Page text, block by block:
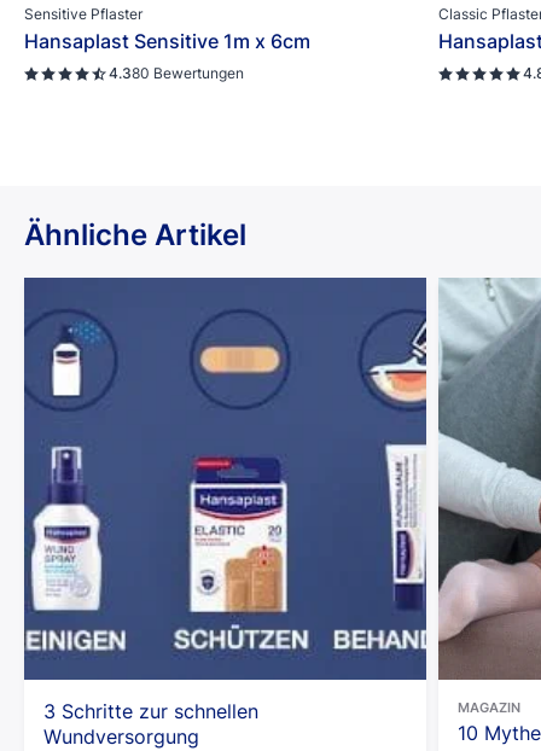
Sensitive Pflaster
Hansaplast Sensitive 1m x 6cm
4.380 Bewertungen
Classic
Ähnliche Artikel
3 Schritte zur schnellen
Wundversorgung
MAGAZIN
10